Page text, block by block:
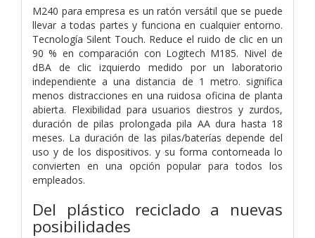
M240 para empresa es un ratón versátil que se puede
llevar a todas partes y funciona en cualquier entorno.
Tecnología Silent Touch. Reduce el ruido de clic en un
90 % en comparación con Logitech M185. Nivel de
dBA de clic izquierdo medido por un laboratorio
independiente a una distancia de 1 metro. significa
menos distracciones en una ruidosa oficina de planta
abierta. Flexibilidad para usuarios diestros y zurdos,
duración de pilas prolongada pila AA dura hasta 18
meses. La duración de las pilas/baterías depende del
uso y de los dispositivos. y su forma contorneada lo
convierten en una opción popular para todos los
empleados.
Del plástico reciclado a nuevas
posibilidades